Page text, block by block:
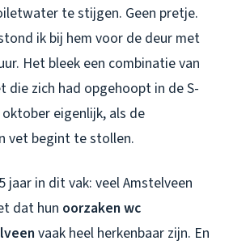
te stijgen. Geen pretje.
ik bij hem voor de deur met
Het bleek een combinatie van
die zich had opgehoopt in de S-
eigenlijk, als de
vet begint te stollen.
jaar in dit vak: veel Amstelveen
dat hun oorzaken wc
vaak heel herkenbaar zijn. En